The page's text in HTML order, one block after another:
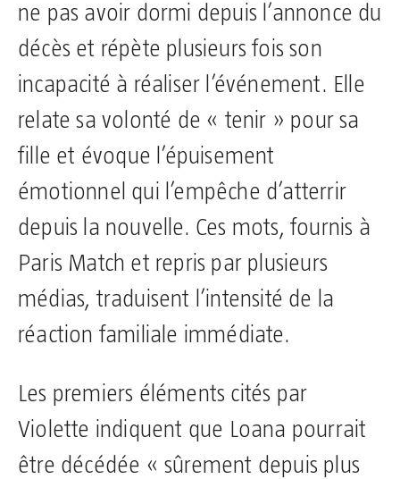
ne pas avoir dormi depuis l’annonce du
décès et répète plusieurs fois son
incapacité à réaliser l’événement. Elle
relate sa volonté de « tenir » pour sa
fille et évoque l’épuisement
émotionnel qui l’empêche d’atterrir
depuis la nouvelle. Ces mots, fournis à
Paris Match et repris par plusieurs
médias, traduisent l’intensité de la
réaction familiale immédiate.
Les premiers éléments cités par
Violette indiquent que Loana pourrait
être décédée « sûrement depuis plus